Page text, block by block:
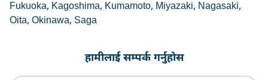
Fukuoka Kagoshima Kumamoto Miyazaki Nagasaki
Oita Okinawa Saga
हामीलाई सम्पर्क गर्नुहोस